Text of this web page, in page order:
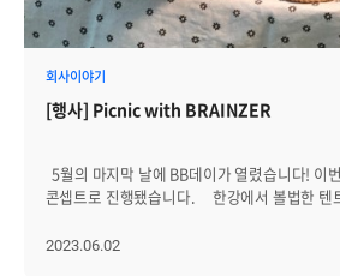
공동 주최하고 서울시가 후원하였습니다.
회사이야기
[행사] Picnic with BRAINZER
5월의 마지막 날에 BB데이가 열렸습니다! 이
콘셉트로 진행됐습니다. 한강에서 볼법한 텐트, 웨건, 피크닉 바구니,
바베큐와 과일, 치즈, 와인 등으로 준비했습
2023.06.02